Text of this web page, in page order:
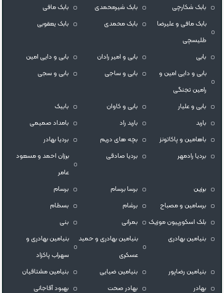
بابک شکارچی
بابک شیرمحمدی
بابک مافی
بابک مافی و علیرضا
طلیسچی
بابک محمدی بابک یعقوبی
بابی بابی و امیر رادان
بابی و دایی امین
بابی و دایی امین و
رامین تجنگی
بابی و ساجی بابی و سجی
بابی و علیار بابی و کاوان
بابیک
باربد
باربد راد
بامداد صمیمی
باهامین و پاکاتونز
بچه های دریم
بردیا بهادر
بردیا رادمهر
بردیا صادقی
برزان احمد و مسعود
عامر
برزین
برسا برسام
برسام
برسامین و مصباح
برشام
بسطام
بلک اسکورپیون موزیک
بمرانی
بنی
بنیامین بهادری
بنیامین بهادری و حمید
عسکری
بنیامین بهادری و
سهراب پاکزاد
بنیامین رضاپور
بنیامین ضیایی
بنیامین مشتاقیان
بهادر
بهادر صحت
بهبود آقاجانی